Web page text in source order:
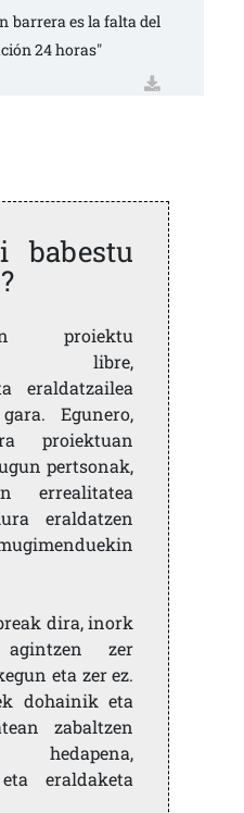
barrera es la falta del
24 horas"
babestu
proiektu
libre,
eraldatzailea
Egunero,
proiektuan
pertsonak,
errealitatea
eraldatzen
dira, inork
zer
eta zer ez.
dohainik eta
zabaltzen
eraldaketa